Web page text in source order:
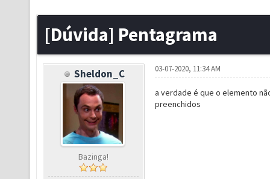
[Dúvida] Pentagrama
Sheldon_C
Bazinga!
03-07-2020, 11:34 AM
a verdade é que o elemento
preenchidos